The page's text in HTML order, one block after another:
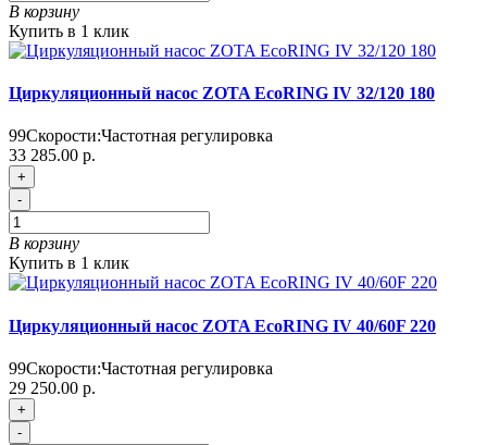
В корзину
Купить в 1 клик
Циркуляционный насос ZOTA EcoRING IV 32/120 180
99Скорости:Частотная регулировка
33 285.00 р.
+
-
В корзину
Купить в 1 клик
Циркуляционный насос ZOTA EcoRING IV 40/60F 220
99Скорости:Частотная регулировка
29 250.00 р.
+
-